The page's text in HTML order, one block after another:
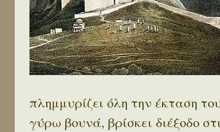
πλημμυρίζει όλη την έκταση
γύρω βουνά, βρίσκει διέξοδο